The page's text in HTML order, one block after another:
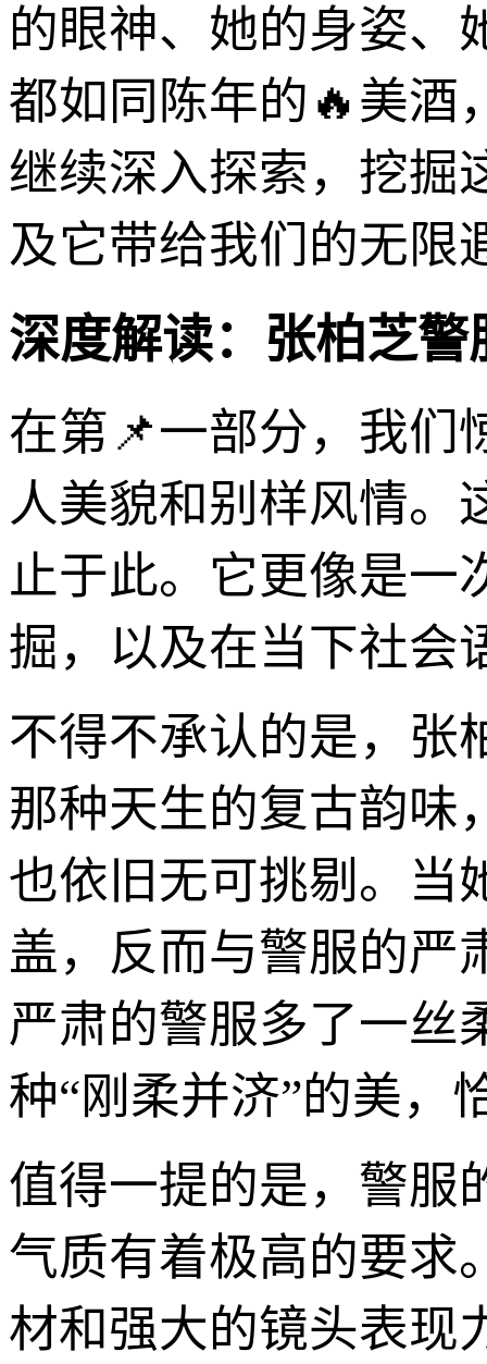
的眼神、她的身姿、
都如同陈年的🔥美酒
继续深入探索，挖掘
及它带给我们的无限
深度解读：张柏芝
在第📌一部分，我们
人美貌和别样风情。
止于此。它更像是一
掘，以及在当下社会
不得不承认的是，张
那种天生的复古韵味
也依旧无可挑剔。当
盖，反而与警服的严
严肃的警服多了一丝
种“刚柔并济”的美，
值得一提的是，警服
气质有着极高的要求
材和强大的镜头表现